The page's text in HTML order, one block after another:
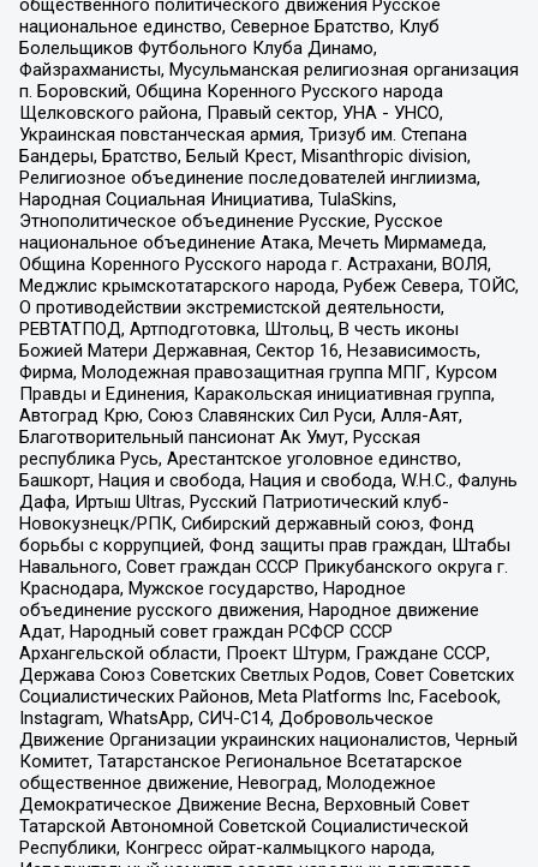
общественного политического движения Русское
национальное единство, Северное Братство, Клуб
Болельщиков Футбольного Клуба Динамо,
Файзрахманисты, Мусульманская религиозная организация
п. Боровский, Община Коренного Русского народа
Щелковского района, Правый сектор, УНА - УНСО,
Украинская повстанческая армия, Тризуб им. Степана
Бандеры, Братство, Белый Крест, Misanthropic division,
Религиозное объединение последователей инглиизма,
Народная Социальная Инициатива, TulaSkins,
Этнополитическое объединение Русские, Русское
национальное объединение Атака, Мечеть Мирмамеда,
Община Коренного Русского народа г. Астрахани, ВОЛЯ,
Меджлис крымскотатарского народа, Рубеж Севера, ТОЙС,
О противодействии экстремистской деятельности,
РЕВТАТПОД, Артподготовка, Штольц, В честь иконы
Божией Матери Державная, Сектор 16, Независимость,
Фирма, Молодежная правозащитная группа МПГ, Курсом
Правды и Единения, Каракольская инициативная группа,
Автоград Крю, Союз Славянских Сил Руси, Алля-Аят,
Благотворительный пансионат Ак Умут, Русская
республика Русь, Арестантское уголовное единство,
Башкорт, Нация и свобода, Нация и свобода, W.H.С., Фалунь
Дафа, Иртыш Ultras, Русский Патриотический клуб-
Новокузнецк/РПК, Сибирский державный союз, Фонд
борьбы с коррупцией, Фонд защиты прав граждан, Штабы
Навального, Совет граждан СССР Прикубанского округа г.
Краснодара, Мужское государство, Народное
объединение русского движения, Народное движение
Адат, Народный совет граждан РСФСР СССР
Архангельской области, Проект Штурм, Граждане СССР,
Держава Союз Советских Светлых Родов, Совет Советских
Социалистических Районов, Meta Platforms Inc, Facebook,
Instagram, WhatsApp, СИЧ-С14, Добровольческое
Движение Организации украинских националистов, Черный
Комитет, Татарстанское Региональное Всетатарское
общественное движение, Невоград, Молодежное
Демократическое Движение Весна, Верховный Совет
Татарской Автономной Советской Социалистической
Республики, Конгресс ойрат-калмыцкого народа,